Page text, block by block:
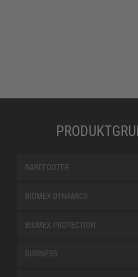
BAREFOOTER
BIOMEX DYNAMICS
BIOMEX PROTECTION
BUSINESS